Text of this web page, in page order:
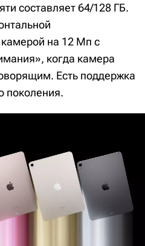
составляет 64/128 ГБ.
на 12 Мп с
когда камера
Есть поддержка
поколения.